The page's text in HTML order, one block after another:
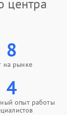
центра
8
на рынке
4
опыт работы